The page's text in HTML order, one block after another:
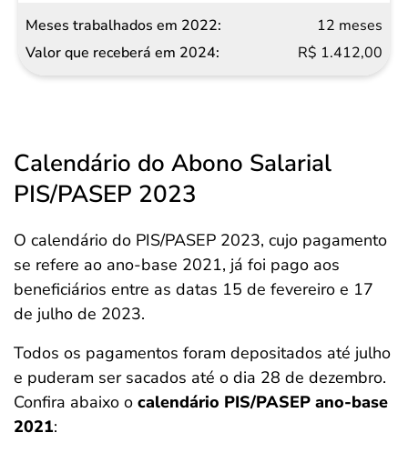
12 meses
R$ 1.412,00
Calendário do Abono Salarial
PIS/PASEP 2023
O calendário do PIS/PASEP 2023, cujo pagamento
se refere ao ano-base 2021, já foi pago aos
beneficiários entre as datas 15 de fevereiro e 17
de julho de 2023.
Todos os pagamentos foram depositados até julho
e puderam ser sacados até o dia 28 de dezembro.
Confira abaixo o calendário PIS/PASEP ano-base
2021: